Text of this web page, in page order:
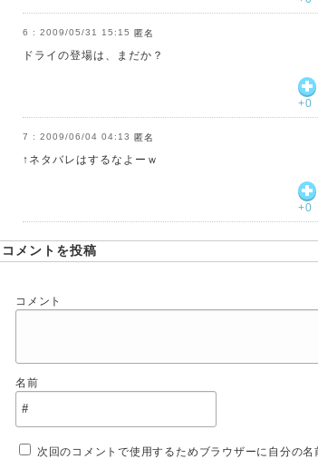
2009/05/31 15:15 匿名
ドライの登場は、まだか？
+0
2009/06/04 04:13 匿名
↑ネタバレはするなよーｗ
+0
コメントを投稿
コメント
名前
次回のコメントで使用するためブラウザーに自分の名